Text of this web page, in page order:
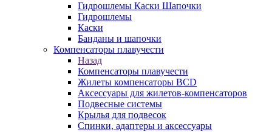
Гидрошлемы Каски Шапочки
Гидрошлемы
Каски
Банданы и шапочки
Компенсаторы плавучести
Назад
Компенсаторы плавучести
Жилеты компенсаторы BCD
Аксессуары для жилетов-компенсаторов
Подвесные системы
Крылья для подвесок
Спинки, адаптеры и аксессуары